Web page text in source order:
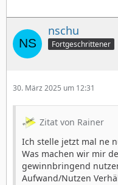
nschu
Fortgeschrittener
30. März 2025 um 12:31
Zitat von Rainer
Ich stelle jetzt mal ne
Was machen wir mir
gewinnbringend
Aufwand/Nutzen